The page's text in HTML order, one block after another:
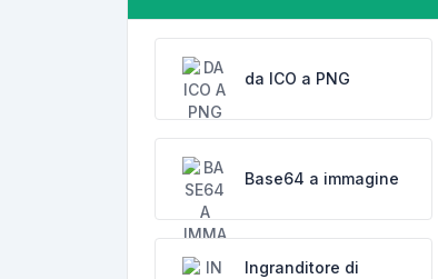
da ICO a PNG
Base64 a immagine
Ingranditore di